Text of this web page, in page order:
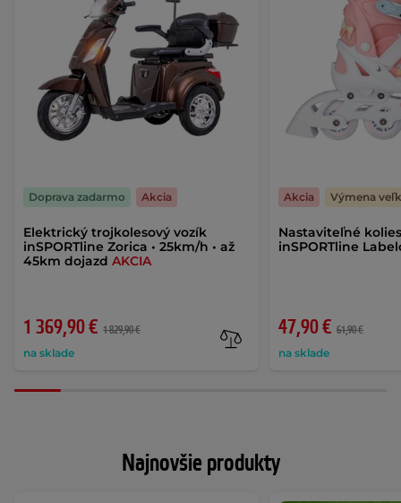
Elektrický trojkolesový vozík
inSPORTline Zorica • 25km/h • až
45km dojazd AKCIA
1 369,90 € 1 829,90 €
na sklade
Doprava zadarmo Akcia
Nastaviteľné
inSPORTline
47,90 € 61,90 €
na sklade
Akcia Výmena
Najnovšie produkty